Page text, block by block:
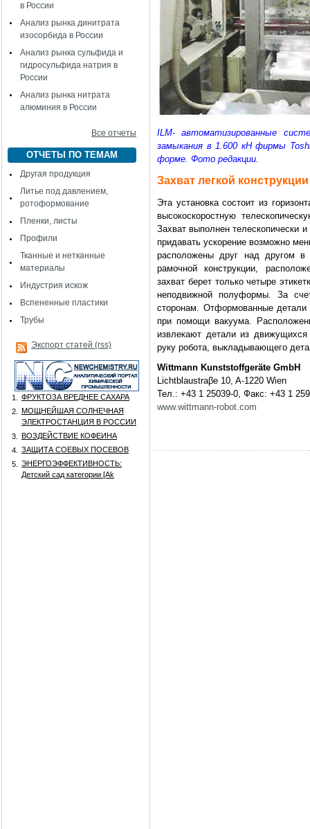
в России
Анализ рынка динитрата
изосорбида в России
Анализ рынка сульфида и
гидросульфида натрия в
России
Анализ рынка нитрата
алюминия в России
Все отчеты
ОТЧЕТЫ ПО ТЕМАМ
Другая продукция
Литье под давлением,
ротоформование
Пленки, листы
Профили
Тканные и нетканные
материалы
Индустрия искож
Вспененные пластики
Трубы
Экспорт статей (rss)
1.
ФРУКТОЗА ВРЕДНЕЕ САХАРА
2.
МОЩНЕЙШАЯ СОЛНЕЧНАЯ
ЭЛЕКТРОСТАНЦИЯ В РОССИИ
3.
ВОЗДЕЙСТВИЕ КОФЕИНА
4.
ЗАЩИТА СОЕВЫХ ПОСЕВОВ
5.
ЭНЕРГОЭФФЕКТИВНОСТЬ:
Детский сад категории [Аk
ILM- автоматизированные
замыкания в 1.600 кН фирмы
форме. Фото редакции.
Захват легкой конструкции
Эта установка состоит из
высокоскоростную
Захват выполнен телескопически
придавать ускорение возможно
расположены друг над другом в
рамочной конструкции,
захват берет только четыре
неподвижной полуформы. За
сторонам. Отформованные
при помощи вакуума.
извлекают детали из
руку робота, выкладывающего
Wittmann Kunststoffgeräte GmbH
Lichtblaustraβe 10, A-1220 Wien
Тел.: +43 1 25039-0, Факс: +43 1
www.wittmann-robot.com